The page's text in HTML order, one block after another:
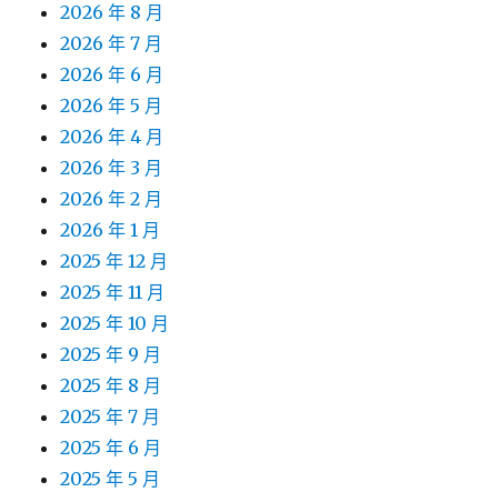
2026 年 8 月
2026 年 7 月
2026 年 6 月
2026 年 5 月
2026 年 4 月
2026 年 3 月
2026 年 2 月
2026 年 1 月
2025 年 12 月
2025 年 11 月
2025 年 10 月
2025 年 9 月
2025 年 8 月
2025 年 7 月
2025 年 6 月
2025 年 5 月